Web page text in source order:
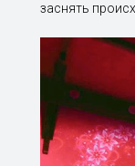
заснять